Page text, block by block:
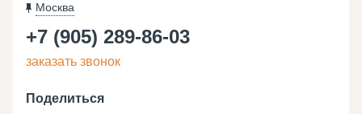
Москва
+7 (905) 289-86-03
заказать звонок
Поделиться